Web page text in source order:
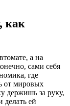
как
а на
сами себя
где
от мировых
держишь за руку,
делать ей